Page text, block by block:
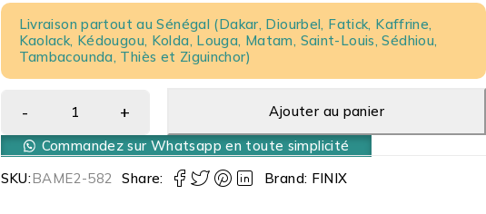
Livraison partout au Sénégal (Dakar, Diourbel, Fatick, Kaffrine,
Kaolack, Kédougou, Kolda, Louga, Matam, Saint-Louis, Sédhiou,
Tambacounda, Thiès et Ziguinchor)
Ajouter au panier
Commandez sur Whatsapp en toute simplicité
SKU:BAME2-582 Share: Brand: FINIX